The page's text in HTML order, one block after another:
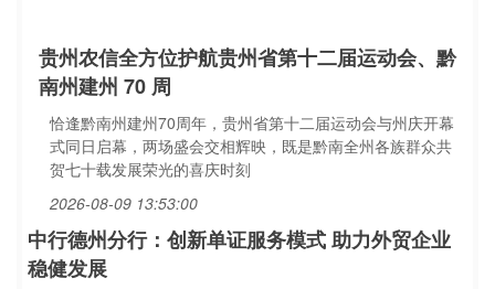
贵州农信全方位护航贵州省第十二届运动会、黔
南州建州 70 周
恰逢黔南州建州70周年，贵州省第十二届运动会与州庆开幕
式同日启幕，两场盛会交相辉映，既是黔南全州各族群众共
贺七十载发展荣光的喜庆时刻
2026-08-09 13:53:00
中行德州分行：创新单证服务模式 助力外贸企业
稳健发展